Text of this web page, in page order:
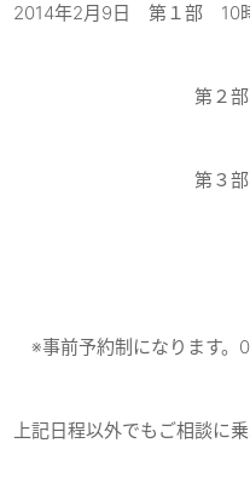
2014年2月9日 第１部 10
第２部 11
第３部 12
※事前予約制になります。
上記日程以外でもご相談に乗